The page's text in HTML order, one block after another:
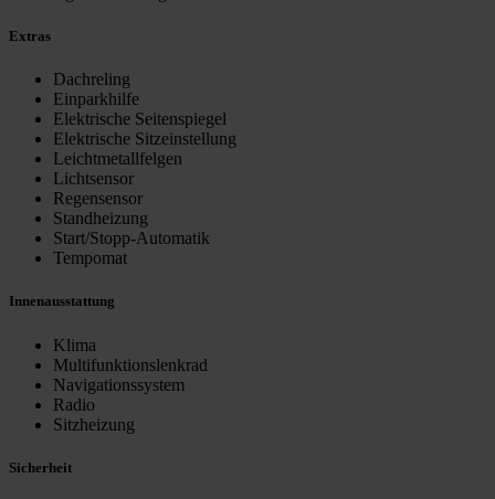
Extras
Dachreling
Einparkhilfe
Elektrische Seitenspiegel
Elektrische Sitzeinstellung
Leichtmetallfelgen
Lichtsensor
Regensensor
Standheizung
Start/Stopp-Automatik
Tempomat
Innenausstattung
Klima
Multifunktionslenkrad
Navigationssystem
Radio
Sitzheizung
Sicherheit